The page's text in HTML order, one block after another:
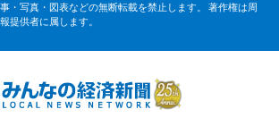
・写真・図表などの無断転載を禁止します。 著作権は周
提供者に属します。